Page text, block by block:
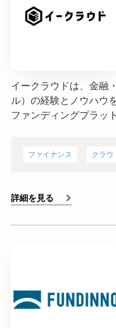
イークラウドは、金融
ル）の経験とノウハウ
ファンディングプラッ
ファイナンス クラウ
詳細を見る